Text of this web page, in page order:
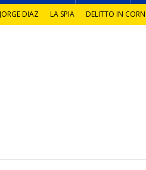
JORGE DIAZ LA SPIA DELITTO IN